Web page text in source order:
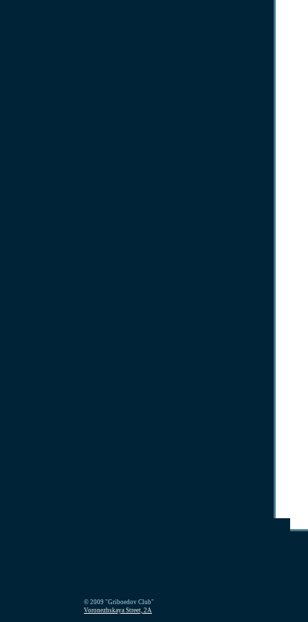
© 2009 "Griboedov Club"
Voronezhskaya Street, 2A